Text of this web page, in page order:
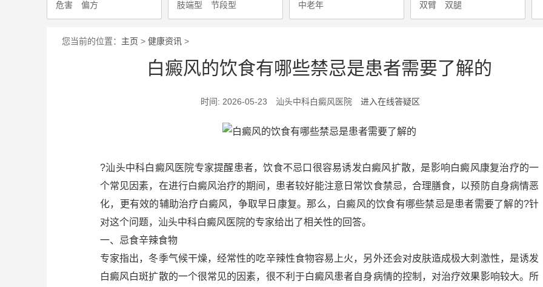
危害
偏方
肢端型
节段型
中老年
双臂
双腿
您当前的位置： 主页 > 健康资讯 >
白癜风的饮食有哪些禁忌是患者需要了解的
时间: 2026-05-23 汕头中科白癜风医院 进入在线答疑区
?汕头中科白癜风医院专家提醒患者，饮食不忌口很容易诱发白癜风扩散，是影响白癜风康复治疗的一
个常见因素，在进行白癜风治疗的期间，患者较好能注意日常饮食禁忌，合理膳食，以预防自身病情恶
化，更有效的辅助治疗白癜风，争取早日康复。那么，白癜风的饮食有哪些禁忌是患者需要了解的?针
对这个问题，汕头中科白癜风医院的专家给出了相关性的回答。
一、忌食辛辣食物
专家指出，冬季气候干燥，经常性的吃辛辣性食物容易上火，另外还会对皮肤造成极大刺激性，是诱发
白癜风白斑扩散的一个很常见的因素，很不利于白癜风患者自身病情的控制，对治疗效果影响较大。所